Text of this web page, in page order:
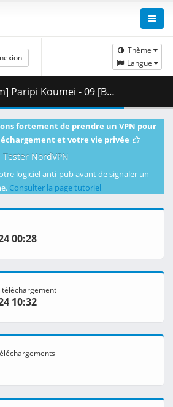
Thème
Langue
1080p FLAC] [04F1A7AD].mkv.005 ( 422.70 MB )
fortement de prendre un VPN pour
et votre vie privée
Tester NordVPN
logiciel anti-pub avant de signaler un
Consulter la page tutoriel
00:28
10:32